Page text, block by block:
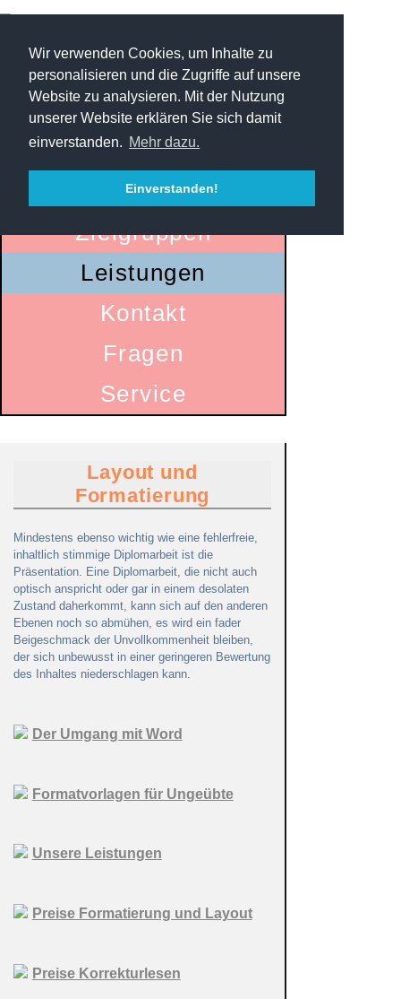
Wir verwenden Cookies, um Inhalte zu
personalisieren und die Zugriffe auf unsere
Website zu analysieren. Mit der Nutzung
unserer Website erklären Sie sich damit
einverstanden. Mehr dazu.
Einverstanden!
Startseite
Zielgruppen
Leistungen
Kontakt
Fragen
Service
Layout und
Formatierung
Mindestens ebenso wichtig wie eine fehlerfreie,
inhaltlich stimmige Diplomarbeit ist die
Präsentation. Eine Diplomarbeit, die nicht auch
optisch anspricht oder gar in einem desolaten
Zustand daherkommt, kann sich auf den anderen
Ebenen noch so abmühen, es wird ein fader
Beigeschmack der Unvollkommenheit bleiben,
der sich unbewusst in einer geringeren Bewertung
des Inhaltes niederschlagen kann.
Der Umgang mit Word
Formatvorlagen für Ungeübte
Unsere Leistungen
Preise Formatierung und Layout
Preise Korrekturlesen